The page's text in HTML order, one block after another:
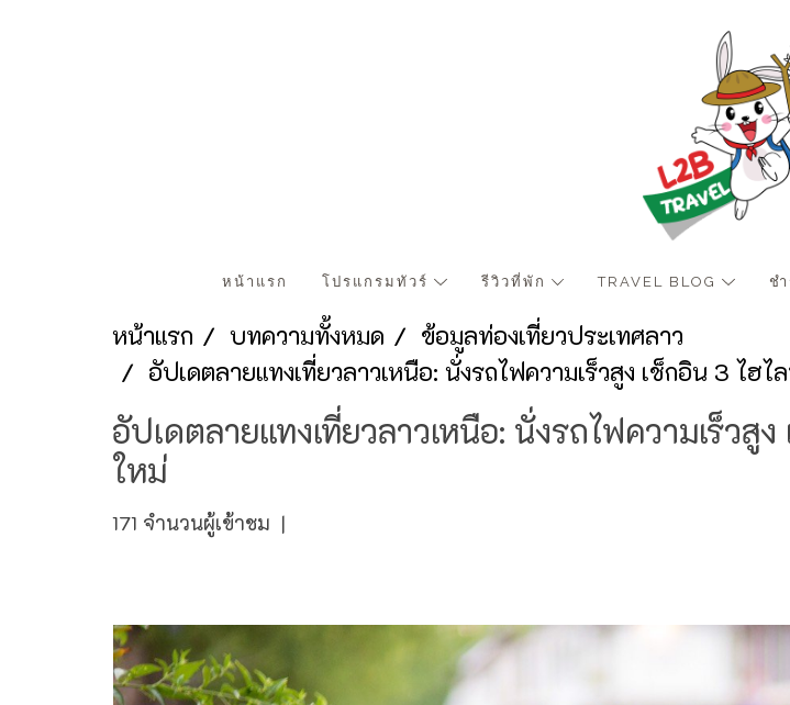
หน้าแรก โปรแกรมทัวร์ รีวิวที่พัก TRAVEL BLOG ช
หน้าแรก บทความทั้งหมด
ข้อมูลท่องเที่ยวประเทศลาว
อัปเดตลายแทงเที่ยวลาวเหนือ: นั่งรถไฟความเร็วสูง เช็กอิน 3 ไฮ
อัปเดตลายแทงเที่ยวลาวเหนือ: นั่งรถไฟความเร็ว
ใหม่
171 จำนวนผู้เข้าชม |